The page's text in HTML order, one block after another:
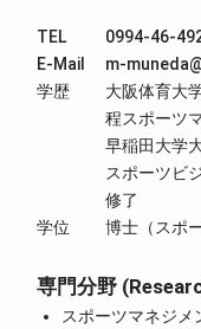
TEL
0994-46-
E-Mail
m-
学歴
大阪体育大
程スポーツ
早稲田大学
スポーツビ
修了
学位
博士（スポ
専門分野
スポーツマネジメ